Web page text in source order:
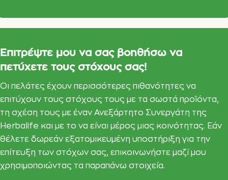
Επιτρέψτε μου να σας βοηθήσω να
πετύχετε τους στόχους σας!
Οι πελάτες έχουν περισσότερες πιθανότητες να
επιτύχουν τους στόχους τους με τα σωστά προϊόντα,
τη σχέση τους με έναν Ανεξάρτητο Συνεργάτη της
Herbalife και με το να είναι μέρος μιας κοινότητας. Εάν
θέλετε δωρεάν εξατομικευμένη υποστήριξη για την
επίτευξη των στόχων σας, επικοινωνήστε μαζί μου
χρησιμοποιώντας τα παραπάνω στοιχεία.